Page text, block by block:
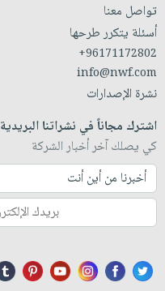
تواصل معنا
أسئلة يتكرر طرحها
+96171172802
info@nwf.com
نشرة الإصدارات
اشترك مجاناً في نشراتنا البريدية
كي يصلك آخر أخبار الشركة